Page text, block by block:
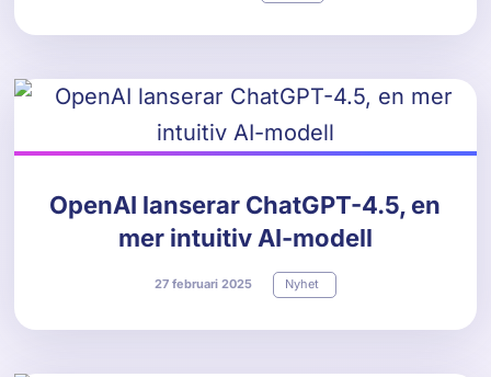
OpenAI lanserar ChatGPT-4.5, en
mer intuitiv AI-modell
27 februari 2025 Nyhet